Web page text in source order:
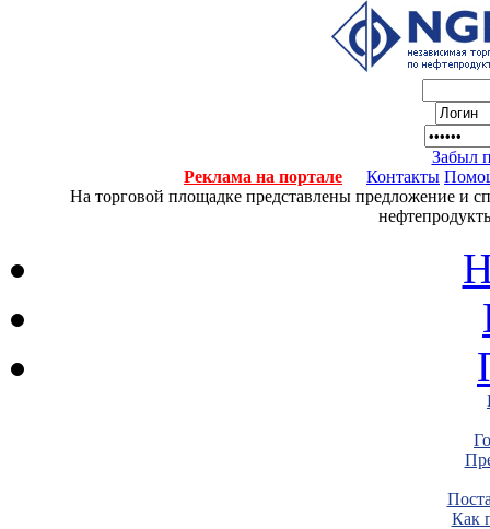
Забыл
Реклама на портале
Контакты
На торговой площадке представлены предложение и
Как